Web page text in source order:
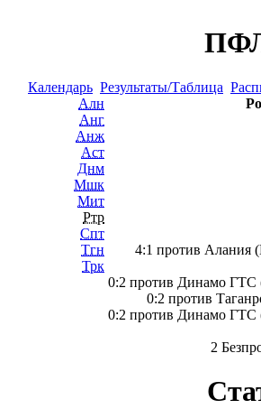
Календарь Результаты/Таблица
Алн
Анг
Анж
Аст
Днм
Мшк
Мит
Ртр
Спт
Тгн
Трк
4:1 против Алания
0:2 против Динамо ГТС
0:2 против
0:2 против Динамо ГТС
2